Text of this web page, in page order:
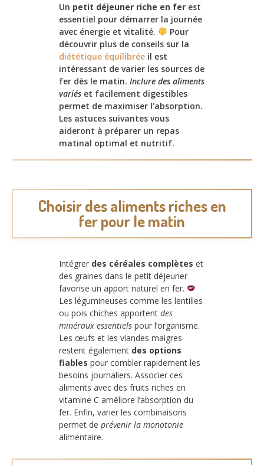
Un petit déjeuner riche en fer est
essentiel pour démarrer la journée
avec énergie et vitalité.
Pour
découvrir plus de conseils sur la
diététique équilibrée il est
intéressant de varier les sources de
fer dès le matin. Inclure des aliments
variés et facilement digestibles
permet de maximiser l’absorption.
Les astuces suivantes vous
aideront à préparer un repas
matinal optimal et nutritif.
Choisir des aliments riches en
fer pour le matin
Intégrer des céréales complètes et
des graines dans le petit déjeuner
favorise un apport naturel en fer.
Les légumineuses comme les lentilles
ou pois chiches apportent des
minéraux essentiels pour l’organisme.
Les œufs et les viandes maigres
restent également des options
fiables pour combler rapidement les
besoins journaliers. Associer ces
aliments avec des fruits riches en
vitamine C améliore l’absorption du
fer. Enfin, varier les combinaisons
permet de prévenir la monotonie
alimentaire.